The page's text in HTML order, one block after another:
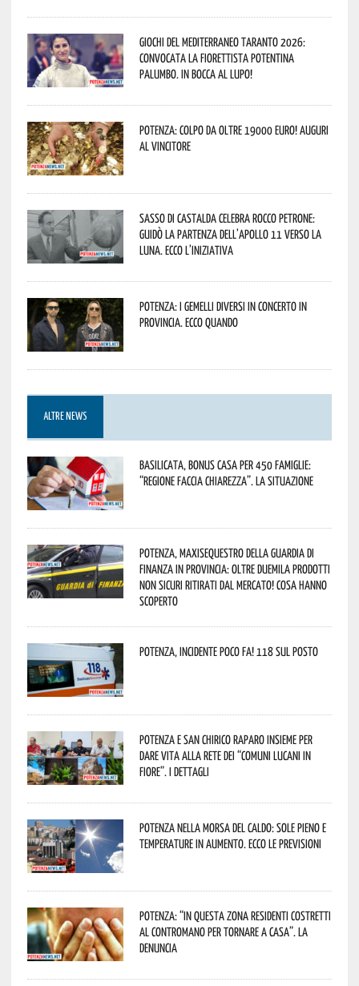
Giochi del Mediterraneo Taranto 2026:
convocata la fiorettista potentina
Palumbo. In bocca al lupo!
Potenza: colpo da oltre 19000 Euro! Auguri
al vincitore
Sasso di Castalda celebra Rocco Petrone:
guidò la partenza dell’Apollo 11 verso la
Luna. Ecco l’iniziativa
Potenza: i Gemelli DiVersi in concerto in
provincia. Ecco quando
ALTRE NEWS
Basilicata, Bonus casa per 450 famiglie:
“Regione faccia chiarezza”. La situazione
Potenza, maxisequestro della Guardia di
Finanza in provincia: oltre duemila prodotti
non sicuri ritirati dal mercato! Cosa hanno
scoperto
Potenza, incidente poco fa! 118 sul posto
Potenza e San Chirico Raparo insieme per
dare vita alla rete dei “Comuni Lucani in
Fiore”. I dettagli
Potenza nella morsa del caldo: sole pieno e
temperature in aumento. Ecco le previsioni
Potenza: “In questa zona residenti costretti
al contromano per tornare a casa”. La
denuncia